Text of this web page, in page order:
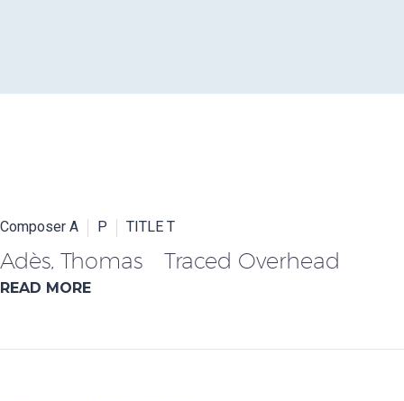
Composer A P TITLE T
Adès, Thomas Traced Overhead
READ MORE